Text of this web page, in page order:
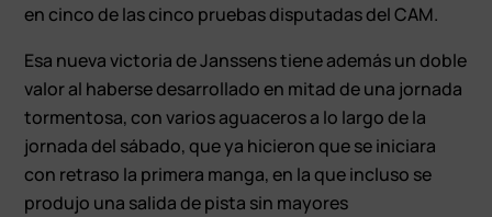
en cinco de las cinco pruebas disputadas del CAM.
Esa nueva victoria de Janssens tiene además un doble
valor al haberse desarrollado en mitad de una jornada
tormentosa, con varios aguaceros a lo largo de la
jornada del sábado, que ya hicieron que se iniciara
con retraso la primera manga, en la que incluso se
produjo una salida de pista sin mayores